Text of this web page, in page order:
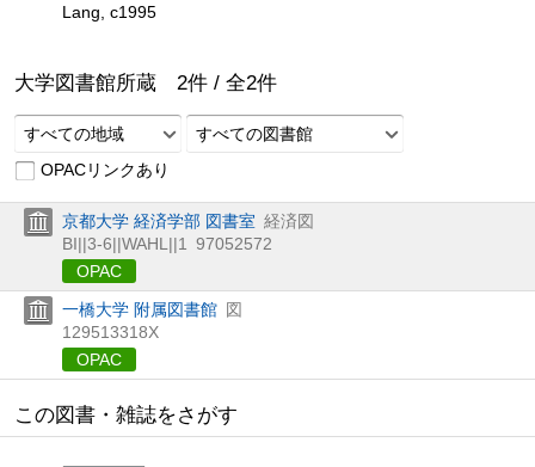
Lang, c1995
大学図書館所蔵 2件 / 全2件
すべての地域
すべての図書館
OPACリンクあり
京都大学 経済学部 図書室 経済図
BI||3-6||WAHL||1
97052572
OPAC
一橋大学 附属図書館 図
129513318X
OPAC
この図書・雑誌をさがす